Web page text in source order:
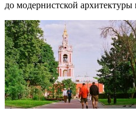
до модернистской